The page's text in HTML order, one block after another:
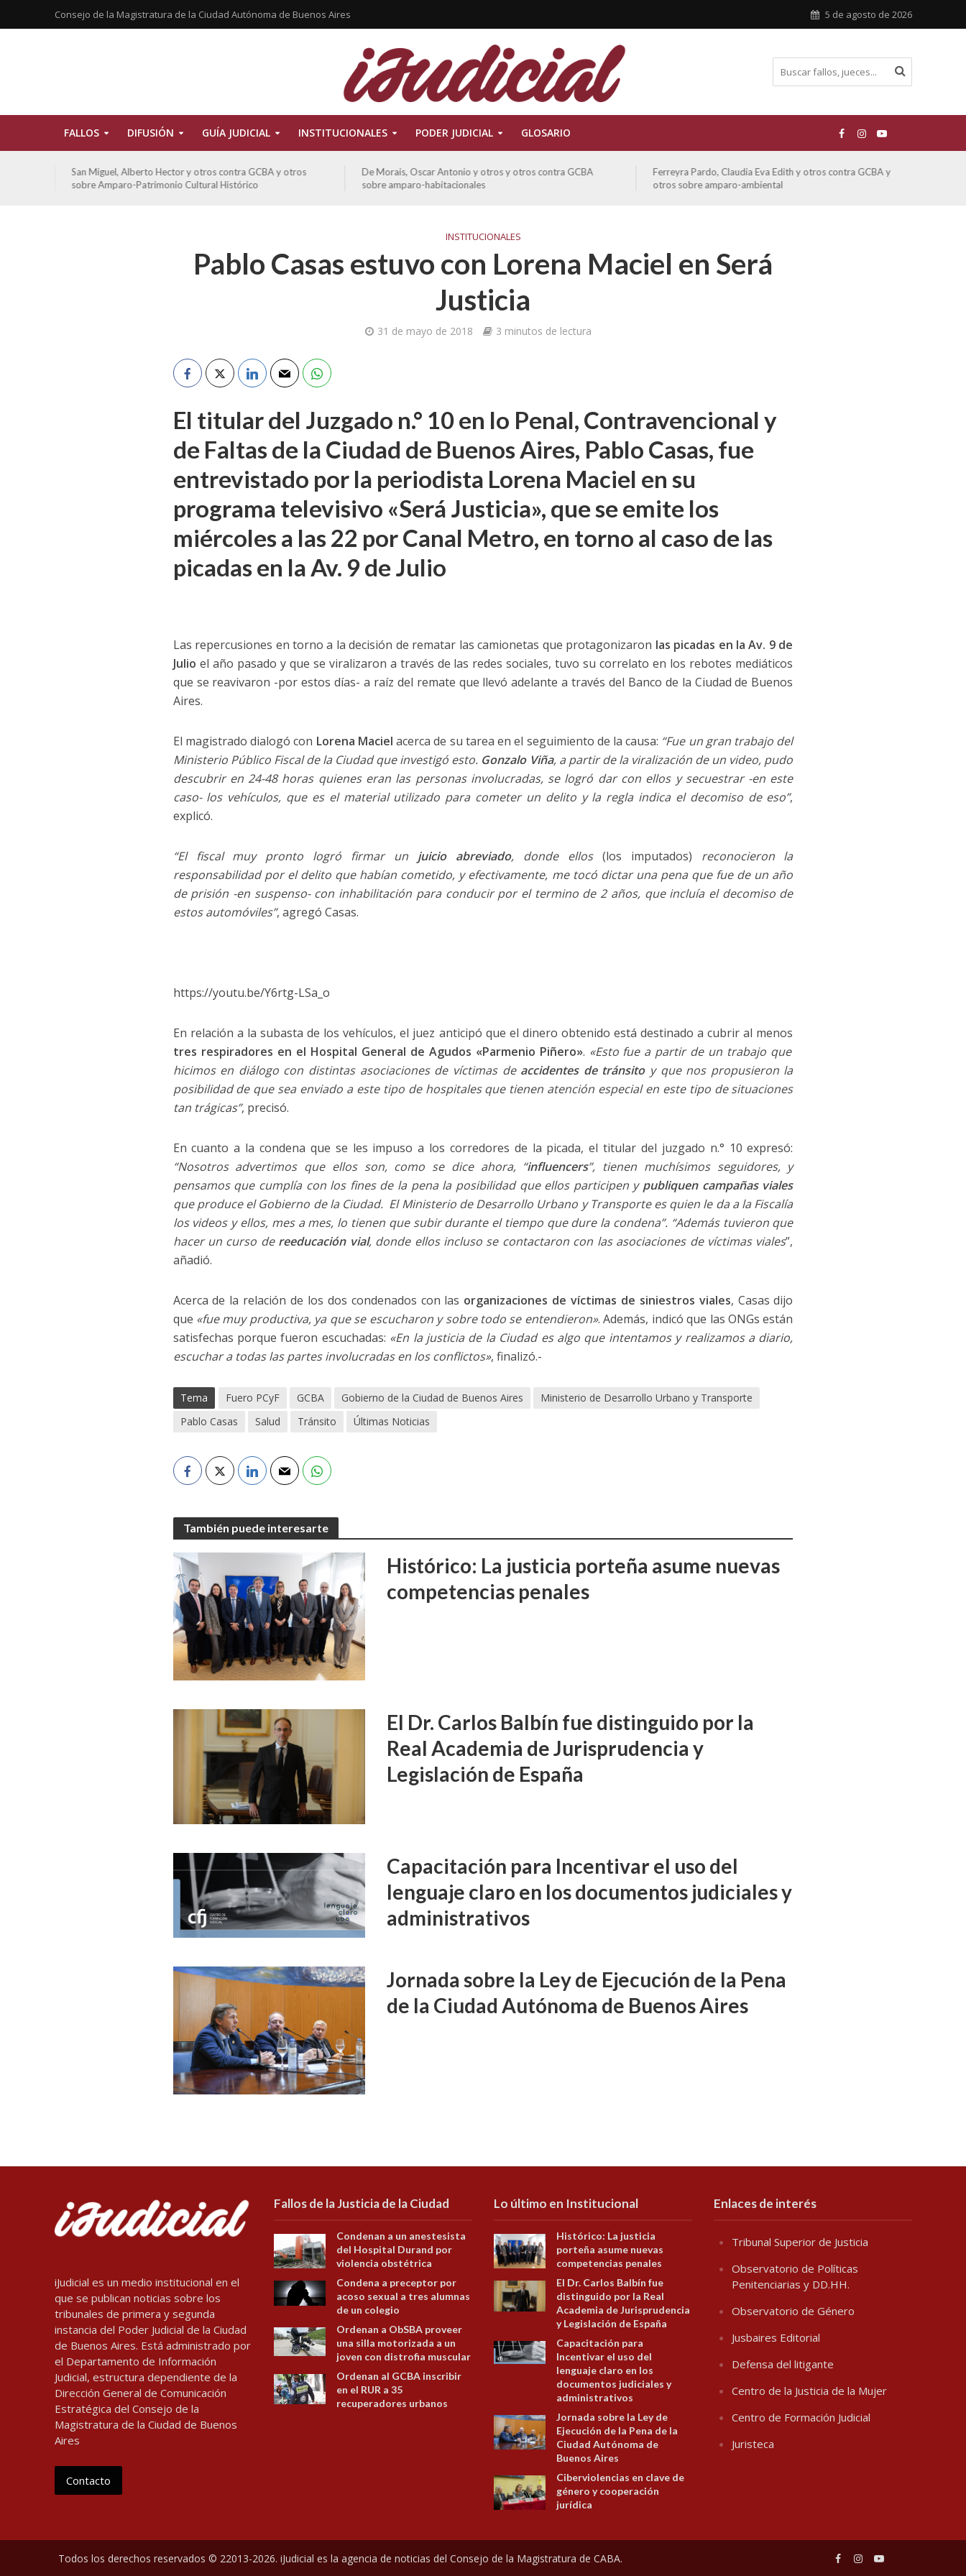
Consejo de la Magistratura de la Ciudad Autónoma de Buenos Aires 5 de agosto de 2026
FALLOS DIFUSIÓN GUÍA JUDICIAL INSTITUCIONALES PODER JUDICIAL GLOSARIO
San Miguel, Alberto Hector y otros contra GCBA y otros
sobre Amparo-Patrimonio Cultural Histórico
De Morais, Oscar Antonio y otros y otros contra GCBA
sobre amparo-habitacionales
Ferreyra Pardo, Claudia Eva Edith y otros contra GCBA y
otros sobre amparo-ambiental
INSTITUCIONALES
Pablo Casas estuvo con Lorena Maciel en Será
Justicia
31 de mayo de 2018 3 minutos de lectura
El titular del Juzgado n.° 10 en lo Penal, Contravencional y
de Faltas de la Ciudad de Buenos Aires, Pablo Casas, fue
entrevistado por la periodista Lorena Maciel en su
programa televisivo «Será Justicia», que se emite los
miércoles a las 22 por Canal Metro, en torno al caso de las
picadas en la Av. 9 de Julio
Las repercusiones en torno a la decisión de rematar las camionetas que protagonizaron las picadas en la Av. 9 de
Julio el año pasado y que se viralizaron a través de las redes sociales, tuvo su correlato en los rebotes mediáticos
que se reavivaron -por estos días- a raíz del remate que llevó adelante a través del Banco de la Ciudad de Buenos
Aires.
El magistrado dialogó con Lorena Maciel acerca de su tarea en el seguimiento de la causa: “Fue un gran trabajo del
Ministerio Público Fiscal de la Ciudad que investigó esto. Gonzalo Viña, a partir de la viralización de un video, pudo
descubrir en 24-48 horas quienes eran las personas involucradas, se logró dar con ellos y secuestrar -en este
caso- los vehículos, que es el material utilizado para cometer un delito y la regla indica el decomiso de eso”,
explicó.
“El fiscal muy pronto logró firmar un juicio abreviado, donde ellos(los imputados) reconocieron la
responsabilidad por el delito que habían cometido, y efectivamente, me tocó dictar una pena que fue de un año
de prisión -en suspenso- con inhabilitación para conducir por el termino de 2 años, que incluía el decomiso de
estos automóviles”, agregó Casas.
https://youtu.be/Y6rtg-LSa_o
En relación a la subasta de los vehículos, el juez anticipó que el dinero obtenido está destinado a cubrir al menos
tres respiradores en el Hospital General de Agudos «Parmenio Piñero». «Esto fue a partir de un trabajo que
hicimos en diálogo con distintas asociaciones de víctimas de accidentes de tránsitoy que nos propusieron la
posibilidad de que sea enviado a este tipo de hospitales que tienen atención especial en este tipo de situaciones
tan trágicas”, precisó.
En cuanto a la condena que se les impuso a los corredores de la picada, el titular del juzgado n.° 10 expresó:
“Nosotros advertimos que ellos son, como se dice ahora, “influencers”, tienen muchísimos seguidores, y
pensamos que cumplía con los fines de la pena la posibilidad que ellos participen y publiquen campañas viales
que produce el Gobierno de la Ciudad. El Ministerio de Desarrollo Urbano y Transporte es quien le da a la Fiscalía
los videos y ellos, mes a mes, lo tienen que subir durante el tiempo que dure la condena”. “Además tuvieron que
hacer un curso de reeducación vial, donde ellos incluso se contactaron con las asociaciones de víctimas viales”,
añadió.
Acerca de la relación de los dos condenados con las organizaciones de víctimas de siniestros viales, Casas dijo
que «fue muy productiva, ya que se escucharon y sobre todo se entendieron». Además, indicó que las ONGs están
satisfechas porque fueron escuchadas: «En la justicia de la Ciudad es algo que intentamos y realizamos a diario,
escuchar a todas las partes involucradas en los conflictos», finalizó.-
Tema Fuero PCyF GCBA Gobierno de la Ciudad de Buenos Aires
Ministerio de Desarrollo Urbano y Transporte
Pablo Casas
Salud Tránsito Últimas Noticias
También puede interesarte
Histórico: La justicia porteña asume nuevas
competencias penales
El Dr. Carlos Balbín fue distinguido por la
Real Academia de Jurisprudencia y
Legislación de España
Capacitación para Incentivar el uso del
lenguaje claro en los documentos judiciales y
administrativos
Jornada sobre la Ley de Ejecución de la Pena
de la Ciudad Autónoma de Buenos Aires
iJudicial es un medio institucional en el
que se publican noticias sobre los
tribunales de primera y segunda
instancia del Poder Judicial de la Ciudad
de Buenos Aires. Está administrado por
el Departamento de Información
Judicial, estructura dependiente de la
Dirección General de Comunicación
Estratégica del Consejo de la
Magistratura de la Ciudad de Buenos
Aires
Contacto
Fallos de la Justicia de la Ciudad
Condenan a un anestesista
del Hospital Durand por
violencia obstétrica
Condena a preceptor por
acoso sexual a tres alumnas
de un colegio
Ordenan a ObSBA proveer
una silla motorizada a un
joven con distrofia muscular
Ordenan al GCBA inscribir
en el RUR a 35
recuperadores urbanos
Lo último en Institucional
Histórico: La justicia
porteña asume nuevas
competencias penales
El Dr. Carlos Balbín fue
distinguido por la Real
Academia de Jurisprudencia
y Legislación de España
Capacitación para
Incentivar el uso del
lenguaje claro en los
documentos judiciales y
administrativos
Jornada sobre la Ley de
Ejecución de la Pena de la
Ciudad Autónoma de
Buenos Aires
Ciberviolencias en clave de
género y cooperación
jurídica
Enlaces de interés
Tribunal Superior de Justicia
Observatorio de Políticas
Penitenciarias y DD.HH.
Observatorio de Género
Jusbaires Editorial
Defensa del litigante
Centro de la Justicia de la Mujer
Centro de Formación Judicial
Juristeca
Todos los derechos reservados © 22013-2026. iJudicial es la agencia de noticias del Consejo de la Magistratura de CABA.